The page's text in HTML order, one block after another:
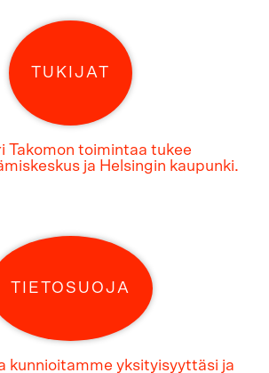
TUKIJAT
Takomon toimintaa tukee
ja Helsingin kaupunki.
TIETOSUOJA
kunnioitamme yksityisyyttäsi ja